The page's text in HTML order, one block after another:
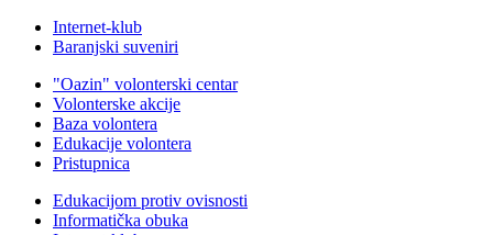
Internet-klub
Baranjski suveniri
"Oazin" volonterski centar
Volonterske akcije
Baza volontera
Edukacije volontera
Pristupnica
Edukacijom protiv ovisnosti
Informatička obuka